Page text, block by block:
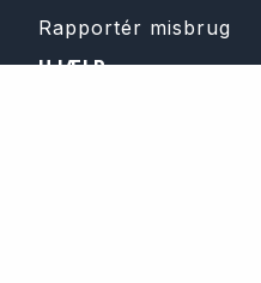
Rapportér misbrug
HJÆLP